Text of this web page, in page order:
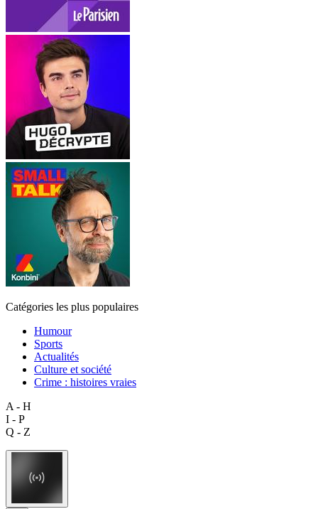
Catégories les plus populaires
Humour
Sports
Actualités
Culture et société
Crime : histoires vraies
A - H
I - P
Q - Z